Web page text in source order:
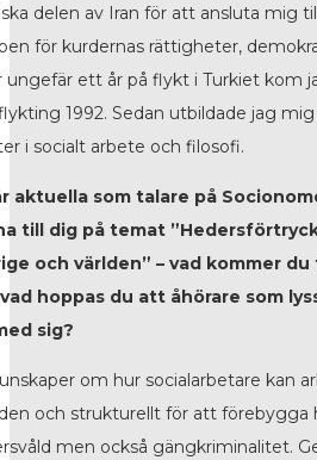
delen av Iran för att ansluta mig
för kurdernas rättigheter,
ungefär ett år på flykt i Turkiet kom
1992. Sedan utbildade jag
i socialt arbete och filosofi.
aktuella som talare på
till dig på temat
och världen” – vad kommer
hoppas du att åhörare som
sig?
om hur socialarbetare kan
och strukturellt för att förebygga
men också gängkriminalitet.